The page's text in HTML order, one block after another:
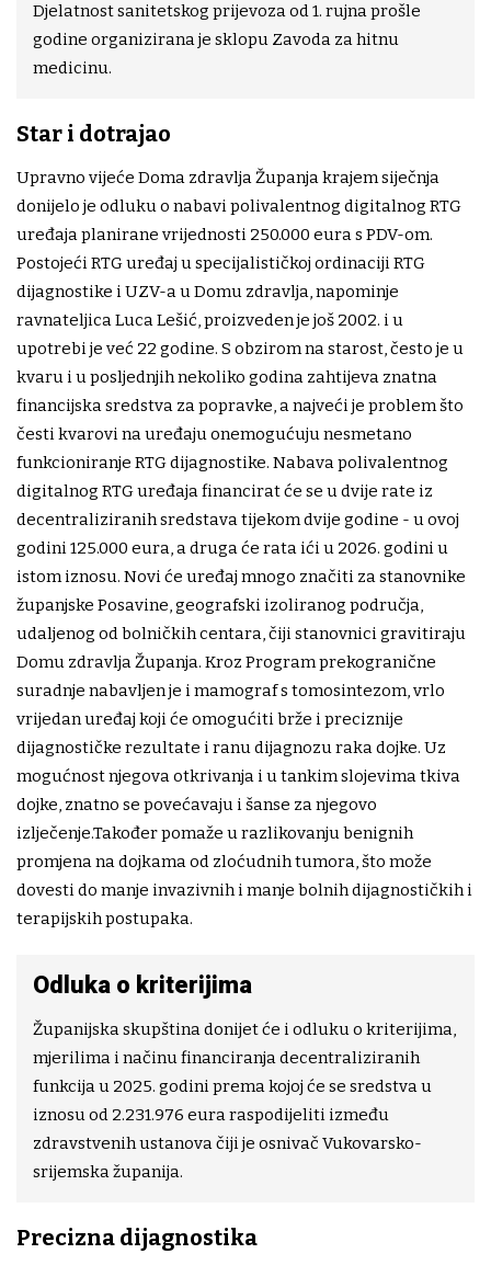
Djelatnost sanitetskog prijevoza od 1. rujna prošle
godine organizirana je sklopu Zavoda za hitnu
medicinu.
Star i dotrajao
Upravno vijeće Doma zdravlja Županja krajem siječnja
donijelo je odluku o nabavi polivalentnog digitalnog RTG
uređaja planirane vrijednosti 250.000 eura s PDV-om.
Postojeći RTG uređaj u specijalističkoj ordinaciji RTG
dijagnostike i UZV-a u Domu zdravlja, napominje
ravnateljica Luca Lešić, proizveden je još 2002. i u
upotrebi je već 22 godine. S obzirom na starost, često je u
kvaru i u posljednjih nekoliko godina zahtijeva znatna
financijska sredstva za popravke, a najveći je problem što
česti kvarovi na uređaju onemogućuju nesmetano
funkcioniranje RTG dijagnostike. Nabava polivalentnog
digitalnog RTG uređaja financirat će se u dvije rate iz
decentraliziranih sredstava tijekom dvije godine - u ovoj
godini 125.000 eura, a druga će rata ići u 2026. godini u
istom iznosu. Novi će uređaj mnogo značiti za stanovnike
županjske Posavine, geografski izoliranog područja,
udaljenog od bolničkih centara, čiji stanovnici gravitiraju
Domu zdravlja Županja. Kroz Program prekogranične
suradnje nabavljen je i mamograf s tomosintezom, vrlo
vrijedan uređaj koji će omogućiti brže i preciznije
dijagnostičke rezultate i ranu dijagnozu raka dojke. Uz
mogućnost njegova otkrivanja i u tankim slojevima tkiva
dojke, znatno se povećavaju i šanse za njegovo
izlječenje.Također pomaže u razlikovanju benignih
promjena na dojkama od zloćudnih tumora, što može
dovesti do manje invazivnih i manje bolnih dijagnostičkih i
terapijskih postupaka.
Odluka o kriterijima
Županijska skupština donijet će i odluku o kriterijima,
mjerilima i načinu financiranja decentraliziranih
funkcija u 2025. godini prema kojoj će se sredstva u
iznosu od 2.231.976 eura raspodijeliti između
zdravstvenih ustanova čiji je osnivač Vukovarsko-
srijemska županija.
Precizna dijagnostika